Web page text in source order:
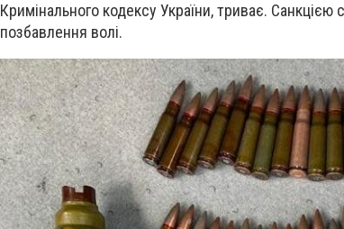
Кримінального кодексу України, триває.
позбавлення волі.